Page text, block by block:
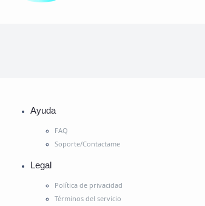
Ayuda
FAQ
Soporte/Contactame
Legal
Política de privacidad
Términos del servicio